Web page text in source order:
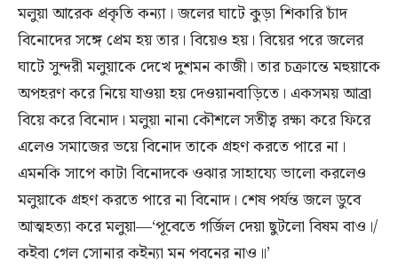
মলুয়া আরেক প্রকৃতি কন্যা। জলের ঘাটে কুড়া শিকারি চাঁদ
বিনোদের সঙ্গে প্রেম হয় তার। বিয়েও হয়। বিয়ের পরে জলের
ঘাটে সুন্দরী মলুয়াকে দেখে দুশমন কাজী। তার চক্রান্তে মহুয়াকে
অপহরণ করে নিয়ে যাওয়া হয় দেওয়ানবাড়িতে। একসময় আব্রা
বিয়ে করে বিনোদ। মলুয়া নানা কৌশলে সতীত্ব রক্ষা করে ফিরে
এলেও সমাজের ভয়ে বিনোদ তাকে গ্রহণ করতে পারে না।
এমনকি সাপে কাটা বিনোদকে ওঝার সাহায্যে ভালো করলেও
মলুয়াকে গ্রহণ করতে পারে না বিনোদ। শেষ পর্যন্ত জলে ডুবে
আত্মহত্যা করে মলুয়া—‘পূবেতে গর্জিল দেয়া ছুটলো বিষম বাও।/
কইবা গেল সোনার কইন্যা মন পবনের নাও॥’